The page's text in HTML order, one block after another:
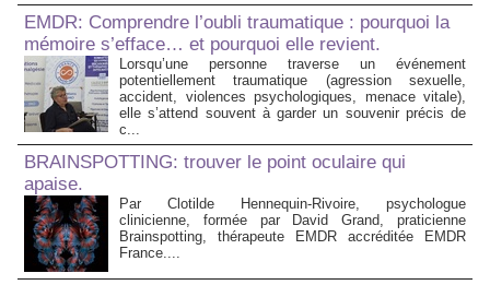
EMDR: Comprendre l’oubli traumatique : pourquoi la
mémoire s’efface… et pourquoi elle revient.
Lorsqu’une personne traverse un événement
potentiellement traumatique (agression sexuelle,
accident, violences psychologiques, menace vitale),
elle s’attend souvent à garder un souvenir précis de
c...
BRAINSPOTTING: trouver le point oculaire qui
apaise.
Par Clotilde Hennequin-Rivoire, psychologue
clinicienne, formée par David Grand, praticienne
Brainspotting, thérapeute EMDR accréditée EMDR
France....